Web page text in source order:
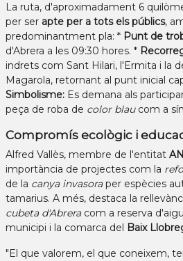
La ruta, d'aproximadament 6
per ser apte per a tots els públics,
predominantment pla: * Punt de
d'Abrera a les 09:30 hores. *
indrets com Sant Hilari, l'Ermita i la
Magarola, retornant al punt inicial
Simbolisme: Es demana als
peça de roba de color blaucom a
Compromís ecològic i
Alfred Vallès, membre de l'entitat
importància de projectes com la
de la canya invasoraper espècies
tamarius. A més, destaca la
cubeta d'Abreracom a reserva
municipi i la comarca del
Baix
"El que valorem, el que coneixem,